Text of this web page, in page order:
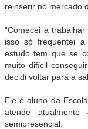
reinserir no mercado
“Comecei a
isso só frequentei
estudo tem que se
muito difícil
decidi voltar para a
Ele é aluno da
atende
semipresencial.